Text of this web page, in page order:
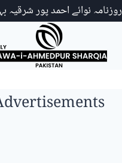
روزنامہ نوائے احمد پور شرقیہ